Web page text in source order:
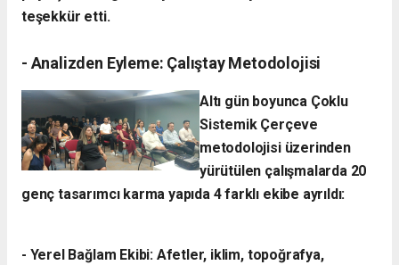
teşekkür etti.
- ​Analizden Eyleme: Çalıştay Metodolojisi
​Altı gün boyunca Çoklu
Sistemik Çerçeve
metodolojisi üzerinden
yürütülen çalışmalarda 20
genç tasarımcı karma yapıda 4 farklı ekibe ayrıldı:
- ​Yerel Bağlam Ekibi: Afetler, iklim, topoğrafya,